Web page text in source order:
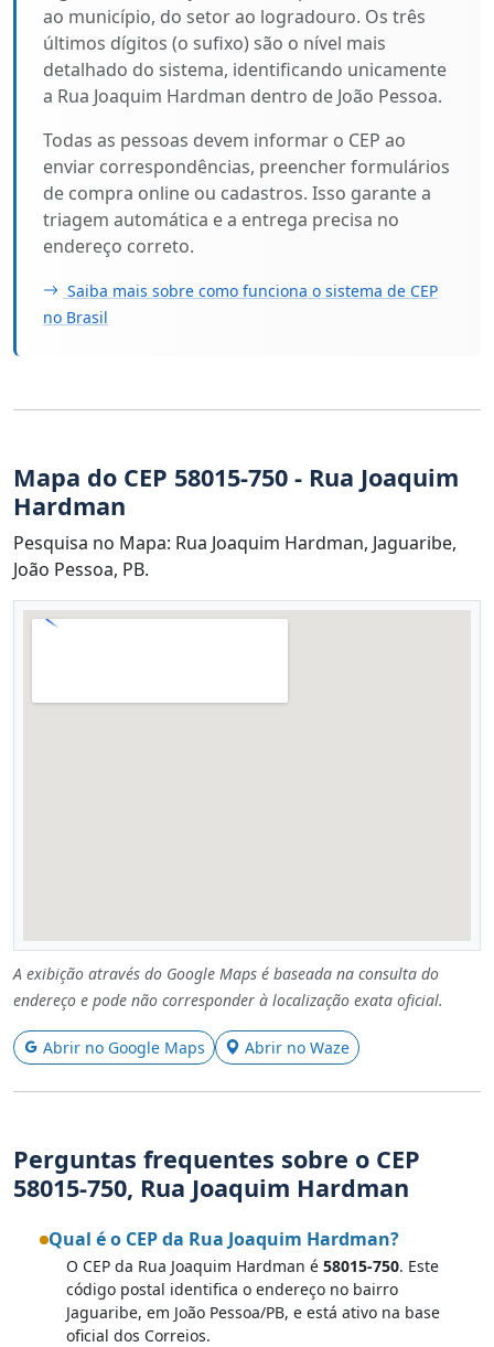
ao município, do setor ao logradouro. Os três
últimos dígitos (o sufixo) são o nível mais
detalhado do sistema, identificando unicamente
a Rua Joaquim Hardman dentro de João Pessoa.
Todas as pessoas devem informar o CEP ao
enviar correspondências, preencher formulários
de compra online ou cadastros. Isso garante a
triagem automática e a entrega precisa no
endereço correto.
Saiba mais sobre como funciona o sistema de CEP
no Brasil
Mapa do CEP 58015-750 - Rua Joaquim
Hardman
Pesquisa no Mapa: Rua Joaquim Hardman, Jaguaribe,
João Pessoa, PB.
A exibição através do Google Maps é baseada na consulta do
endereço e pode não corresponder à localização exata oficial.
Abrir no Google Maps Abrir no Waze
Perguntas frequentes sobre o CEP
58015-750, Rua Joaquim Hardman
Qual é o CEP da Rua Joaquim Hardman?
O CEP da Rua Joaquim Hardman é 58015-750. Este
código postal identifica o endereço no bairro
Jaguaribe, em João Pessoa/PB, e está ativo na base
oficial dos Correios.